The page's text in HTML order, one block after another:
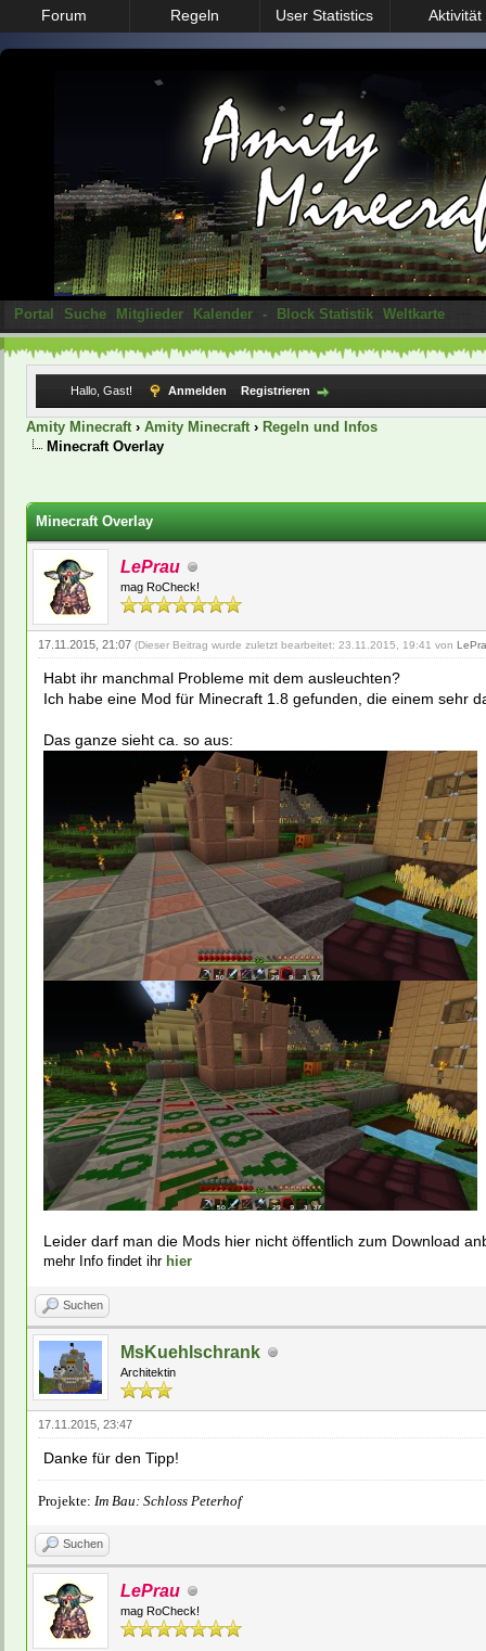
Forum Regeln User Statistics Aktivität
Portal Suche Mitglieder Kalender - Block Statistik Weltkarte
Hallo, Gast! Anmelden Registrieren
Amity Minecraft› Amity Minecraft› Regeln und Infos
Minecraft Overlay
Minecraft Overlay
LePrau
mag RoCheck!
17.11.2015, 21:07 (Dieser Beitrag wurde zuletzt bearbeitet: 23.11.2015, 19:41 von
Habt ihr manchmal Probleme mit dem ausleuchten?
Ich habe eine Mod für Minecraft 1.8 gefunden, die einem sehr
Das ganze sieht ca. so aus:
Leider darf man die Mods hier nicht öffentlich zum Download
mehr Info findet ihr hier
Suchen
MsKuehlschrank
Architektin
17.11.2015, 23:47
Danke für den Tipp!
Projekte: Im Bau: Schloss Peterhof
Suchen
LePrau
mag RoCheck!